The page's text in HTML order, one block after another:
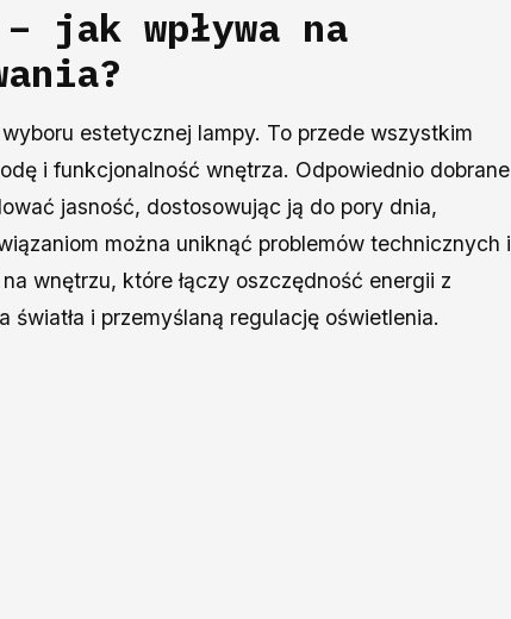
jak wpływa na
estetycznej lampy. To przede wszystkim
i funkcjonalność wnętrza. Odpowiednio dobrane
jasność, dostosowując ją do pory dnia,
można uniknąć problemów technicznych i
wnętrzu, które łączy oszczędność energii z
i przemyślaną regulację oświetlenia.